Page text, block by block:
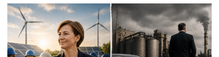
kispatakok és csatornák kiszáradásával a
madarak és más élőlények gyakran órákig vagy
napokig sem találnak elegendő ivóvizet. Ebben a
tikkasztó hőségben váltott ki óriási szimpátiát az